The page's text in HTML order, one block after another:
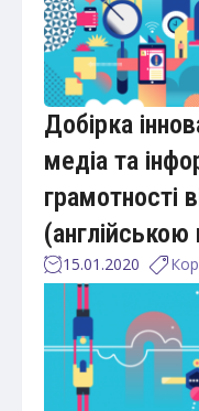
Добірка
медіа та
грамотності
15.01.2020